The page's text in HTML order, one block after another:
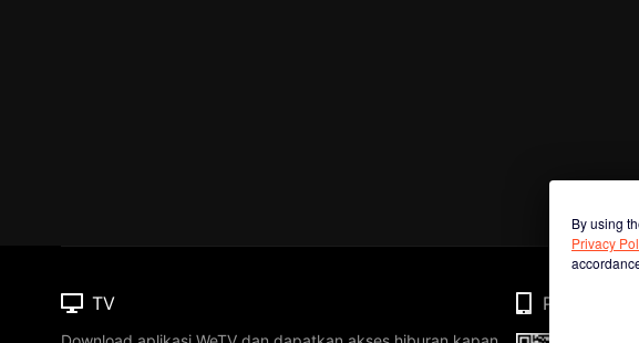
By using
Privacy
TV Phone